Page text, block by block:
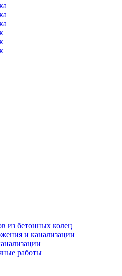
из бетонных колец
и канализации
работы